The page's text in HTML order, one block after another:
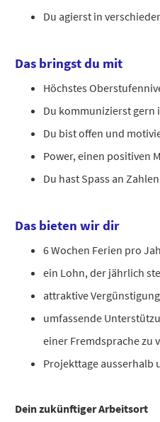
Du agierst in
Das bringst du mit
Höchstes
Du kommunizierst gern
Du bist offen und
Power, einen positiven
Du hast Spass an
Das bieten wir dir
6 Wochen Ferien pro
ein Lohn, der jährlich
attraktive
umfassende
einer Fremdsprache zu
Projekttage ausserhalb
Dein zukünftiger Arbeitsort